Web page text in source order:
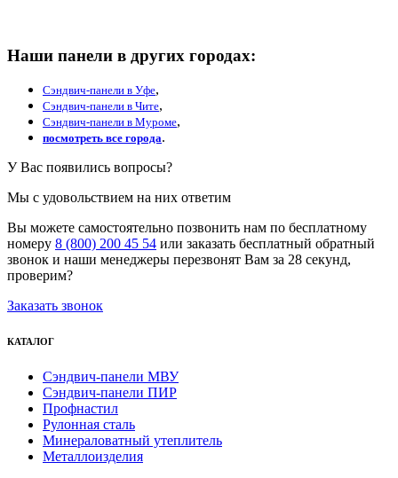
Наши панели в других городах:
Сэндвич-панели в Уфе,
Сэндвич-панели в Чите,
Сэндвич-панели в Муроме,
посмотреть все города.
У Вас появились вопросы?
Мы с удовольствием на них ответим
Вы можете самостоятельно позвонить нам по бесплатному
номеру 8 (800) 200 45 54 или заказать бесплатный обратный
звонок и наши менеджеры перезвонят Вам за 28 секунд,
проверим?
Заказать звонок
КАТАЛОГ
Сэндвич-панели МВУ
Сэндвич-панели ПИР
Профнастил
Рулонная сталь
Минераловатный утеплитель
Металлоизделия